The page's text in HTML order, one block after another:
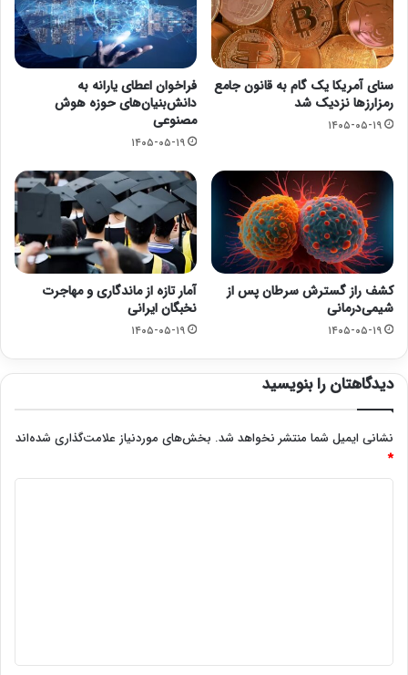
سنای آمریکا یک گام به قانون جامع
رمزارزها نزدیک شد
۱۴۰۵-۰۵-۱۹
فراخوان اعطای یارانه به
دانش‌بنیان‌های حوزه هوش
مصنوعی
۱۴۰۵-۰۵-۱۹
کشف راز گسترش سرطان پس از
شیمی‌درمانی
۱۴۰۵-۰۵-۱۹
آمار تازه از ماندگاری و مهاجرت
نخبگان ایرانی
۱۴۰۵-۰۵-۱۹
دیدگاهتان را بنویسید
نشانی ایمیل شما منتشر نخواهد شد. بخش‌های موردنیاز علامت‌گذاری شده‌اند
*